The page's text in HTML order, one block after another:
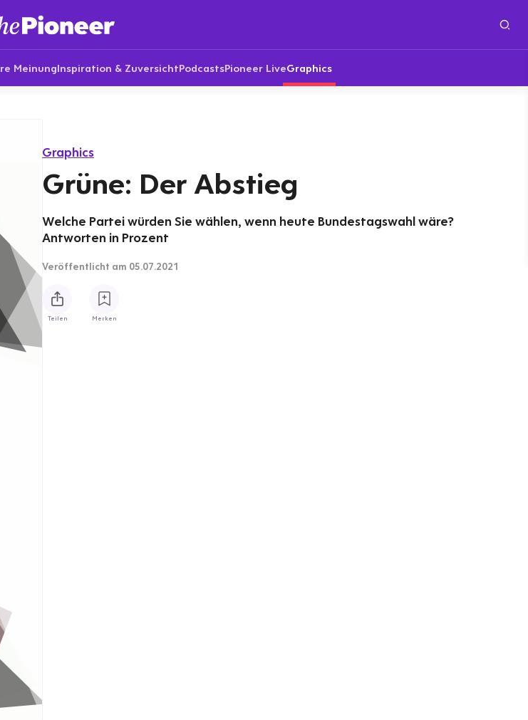
MeinungInspiration & ZuversichtPodcastsPioneer LiveGraphics
Graphics
Grüne: Der Abstieg
Welche Partei würden Sie wählen, wenn heute Bundestagswahl wäre?
Antworten in Prozent
Veröffentlicht am 05.07.2021
Teilen Merken